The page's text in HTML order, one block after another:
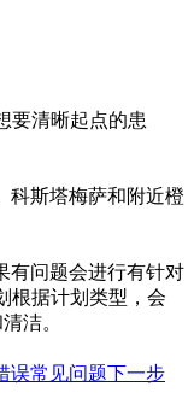
要清晰起点的患
科斯塔梅萨和附近橙
有问题会进行有针对
根据计划类型，会
洁。
误常见问题下一步